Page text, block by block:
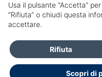
Contatti
Per Informazioni e
Usa il pulsante “Accetta”
“Rifiuta” o chiudi questa
accettare.
Scopri di
Rifiuta